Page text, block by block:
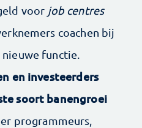
voor job centres
coachen bij
functie.
en investeerders
soort banengroei
programmeurs,